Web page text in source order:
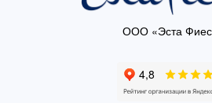
ООО «Эста